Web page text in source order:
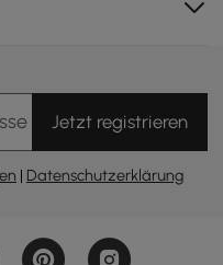
EinJetzt registrieren
| Datenschutzerklärung